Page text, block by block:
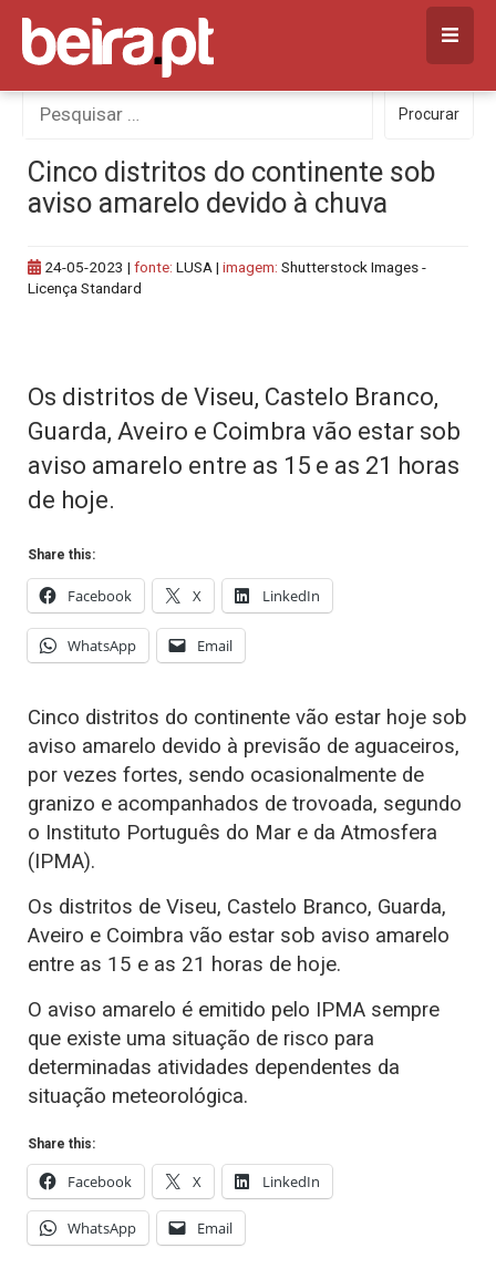
Skip
content
Procurar
por:
Procurar
Cinco distritos do continente sob
aviso amarelo devido à chuva
24-05-2023 | fonte: LUSA | imagem: Shutterstock Images -
Licença Standard
Os distritos de Viseu, Castelo Branco,
Guarda, Aveiro e Coimbra vão estar sob
aviso amarelo entre as 15 e as 21 horas
de hoje.
Share this:
Facebook X LinkedIn
WhatsApp Email
Cinco distritos do continente vão estar hoje sob
aviso amarelo devido à previsão de aguaceiros,
por vezes fortes, sendo ocasionalmente de
granizo e acompanhados de trovoada, segundo
o Instituto Português do Mar e da Atmosfera
(IPMA).
Os distritos de Viseu, Castelo Branco, Guarda,
Aveiro e Coimbra vão estar sob aviso amarelo
entre as 15 e as 21 horas de hoje.
O aviso amarelo é emitido pelo IPMA sempre
que existe uma situação de risco para
determinadas atividades dependentes da
situação meteorológica.
Share this:
Facebook X LinkedIn
WhatsApp Email